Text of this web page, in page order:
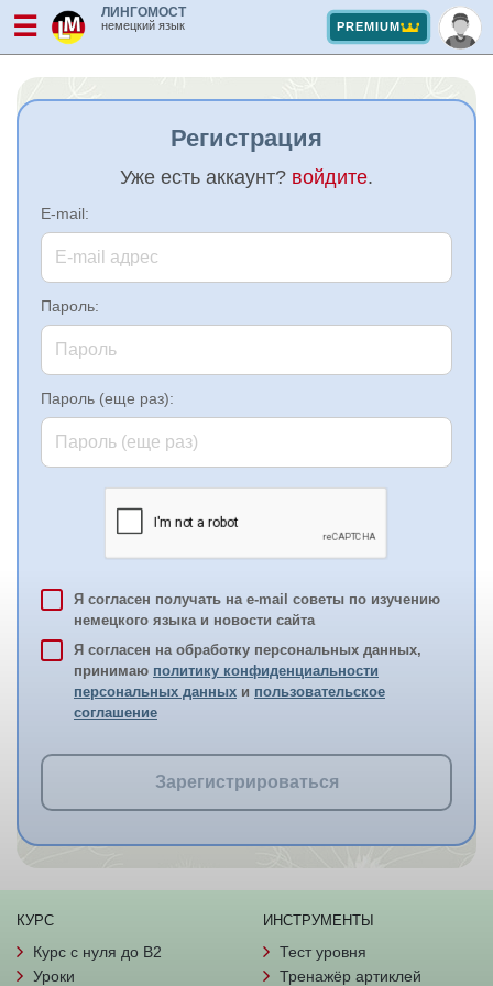
☰ ЛИНГОМОСТ
немецкий язык PREMIUM
Регистрация
Уже есть аккаунт? войдите.
E-mail:
Пароль:
Пароль (еще раз):
Я согласен получать на e-mail советы по изучению
немецкого языка и новости сайта
Я согласен на обработку персональных данных,
принимаю политику конфиденциальности
персональных данных и пользовательское
соглашение
Зарегистрироваться
КУРС
Курс с нуля до B2
Уроки
ИНСТРУМЕНТЫ
Тест уровня
Тренажёр артиклей